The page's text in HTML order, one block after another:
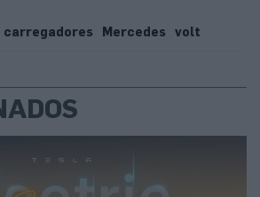
carregadores Mercedes volt